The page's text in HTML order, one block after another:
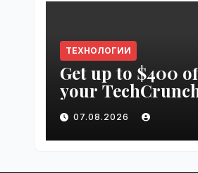
ТЕХНОЛОГИИ
Get up to $400
your
Disrupt 2026 pass
until tomorrow |
VseTime.ru
07.08.2026